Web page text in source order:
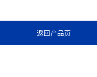
返回产品页